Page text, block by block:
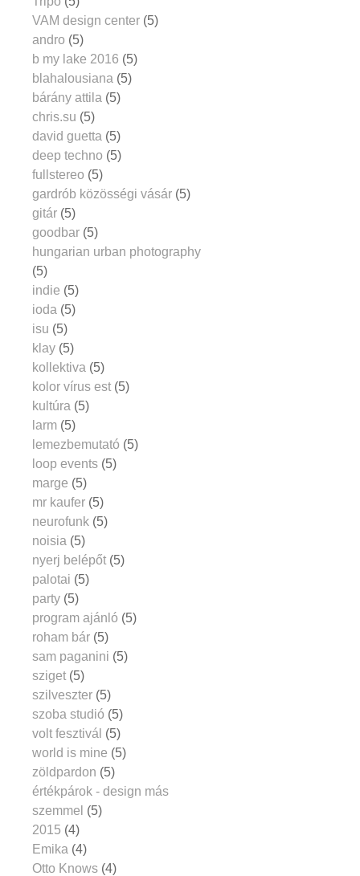
VAM design center (5)
andro (5)
b my lake 2016 (5)
blahalousiana (5)
bárány attila (5)
chris.su (5)
david guetta (5)
deep techno (5)
fullstereo (5)
gardrób közösségi vásár (5)
gitár (5)
goodbar (5)
hungarian urban photography
(5)
indie (5)
ioda (5)
isu (5)
klay (5)
kollektiva (5)
kolor vírus est (5)
kultúra (5)
larm (5)
lemezbemutató (5)
loop events (5)
marge (5)
mr kaufer (5)
neurofunk (5)
noisia (5)
nyerj belépőt (5)
palotai (5)
party (5)
program ajánló (5)
roham bár (5)
sam paganini (5)
sziget (5)
szilveszter (5)
szoba studió (5)
volt fesztivál (5)
world is mine (5)
zöldpardon (5)
értékpárok - design más
szemmel (5)
2015 (4)
Emika (4)
Otto Knows (4)